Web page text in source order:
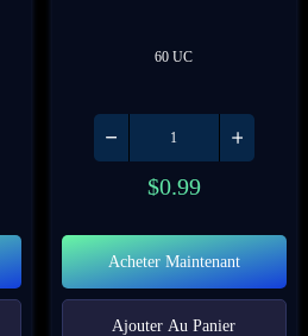
60 UC
$0.99
Acheter Maintenant
Ajouter Au Panier